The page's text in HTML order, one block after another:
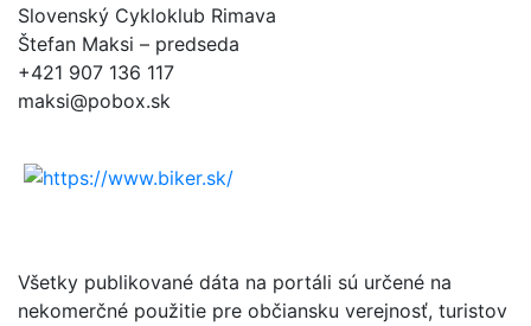
Slovenský Cykloklub Rimava
Štefan Maksi – predseda
+421 907 136 117
maksi@pobox.sk
Všetky publikované dáta na portáli sú určené na
nekomerčné použitie pre občiansku verejnosť, turistov